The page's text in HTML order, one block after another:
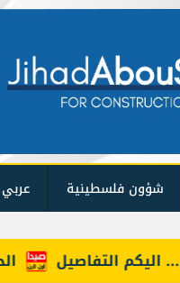
شؤون فلسطينية
التفاصيل